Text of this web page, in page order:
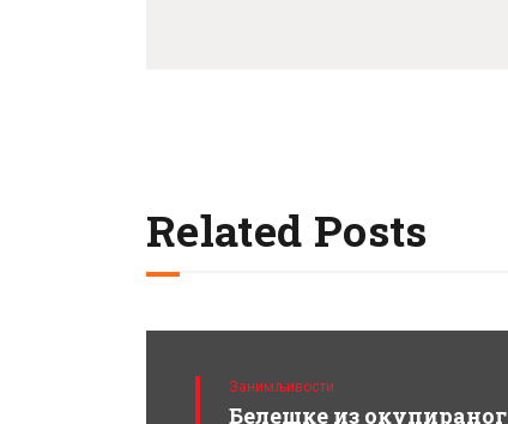
Related Posts
Занимљивости
Белешке из окупираног